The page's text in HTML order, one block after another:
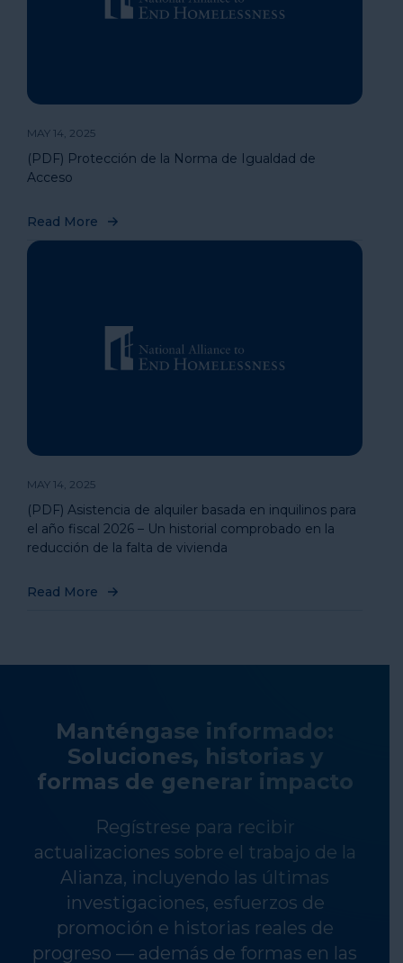
MAY 14, 2025
(PDF) Protección de la Norma de Igualdad de
Acceso
Read More
MAY 14, 2025
(PDF) Asistencia de alquiler basada en inquilinos para
el año fiscal 2026 – Un historial comprobado en la
reducción de la falta de vivienda
Read More
Manténgase informado:
Soluciones, historias y
formas de generar impacto
Regístrese para recibir
actualizaciones sobre el trabajo de la
Alianza, incluyendo las últimas
investigaciones, esfuerzos de
promoción e historias reales de
progreso — además de formas en las